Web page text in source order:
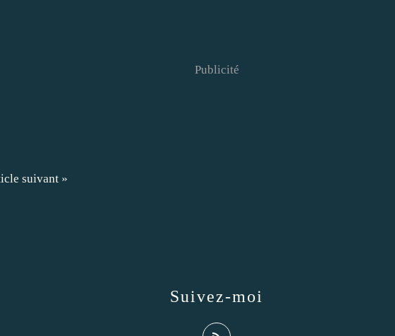
suivant »
Suivez-moi
Publicité